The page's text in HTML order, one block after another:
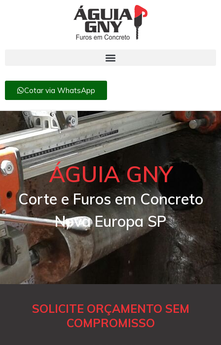
Cotar via WhatsApp
ÁGUIA GNY
Corte e Furos em Concreto
Nova Europa SP
SOLICITE ORÇAMENTO SEM
COMPROMISSO